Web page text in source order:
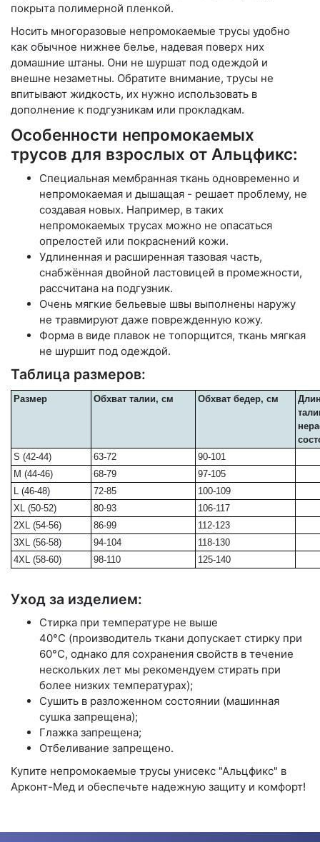
покрыта полимерной пленкой.
Носить многоразовые непромокаемые трусы удобно
как обычное нижнее белье, надевая поверх них
домашние штаны. Они не шуршат под одеждой и
внешне незаметны. Обратите внимание, трусы не
впитывают жидкость, их нужно использовать в
дополнение к подгузникам или прокладкам.
Особенности непромокаемых
трусов для взрослых от Альцфикс:
Специальная мембранная ткань одновременно и
непромокаемая и дышащая - решает проблему, не
создавая новых. Например, в таких
непромокаемых трусах можно не опасаться
опрелостей или покраснений кожи.
Удлиненная и расширенная тазовая часть,
снабжённая двойной ластовицей в промежности,
рассчитана на подгузник.
Очень мягкие бельевые швы выполнены наружу
не травмируют даже поврежденную кожу.
Форма в виде плавок не топорщится, ткань мягкая
не шуршит под одеждой.
Таблица размеров:
Размер Обхват талии, см Обхват бедер, см
S (42-44)
63-72
90-101
M (44-46)
68-79
97-105
L (46-48)
72-85
100-109
XL (50-52)
80-93
106-117
2XL (54-56)
86-99
112-123
3XL (56-58)
94-104
118-130
4XL (58-60)
98-110 125-140
Уход за изделием:
Стирка при температуре не выше
40°С (производитель ткани допускает стирку при
60°С, однако для сохранения свойств в течение
нескольких лет мы рекомендуем стирать при
более низких температурах);
Сушить в разложенном состоянии (машинная
сушка запрещена);
Глажка запрещена;
Отбеливание запрещено.
Купите непромокаемые трусы унисекс "Альцфикс" в
Арконт-Мед и обеспечьте надежную защиту и комфорт!